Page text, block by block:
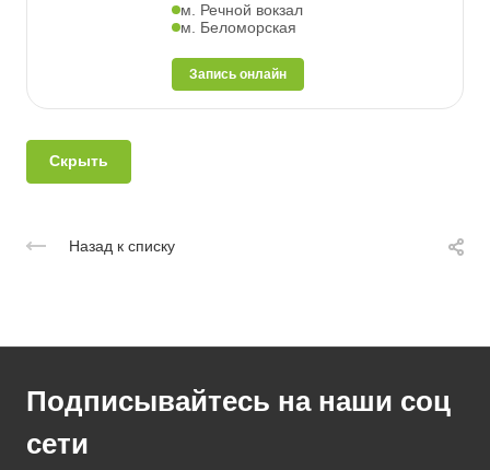
м. Речной вокзал
м. Беломорская
Запись онлайн
Скрыть
Назад к списку
Подписывайтесь на наши соц
сети